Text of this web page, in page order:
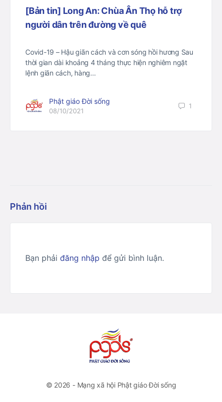
[Bản tin] Long An: Chùa Ân Thọ hỗ trợ
người dân trên đường về quê
Covid-19 – Hậu giãn cách và cơn sóng hồi hương Sau
thời gian dài khoảng 4 tháng thực hiện nghiêm ngặt
lệnh giãn cách, hàng…
Phật giáo Đời sống
08/10/2021
1
Phản hồi
Bạn phải đăng nhập để gửi bình luận.
© 2026 - Mạng xã hội Phật giáo Đời sống